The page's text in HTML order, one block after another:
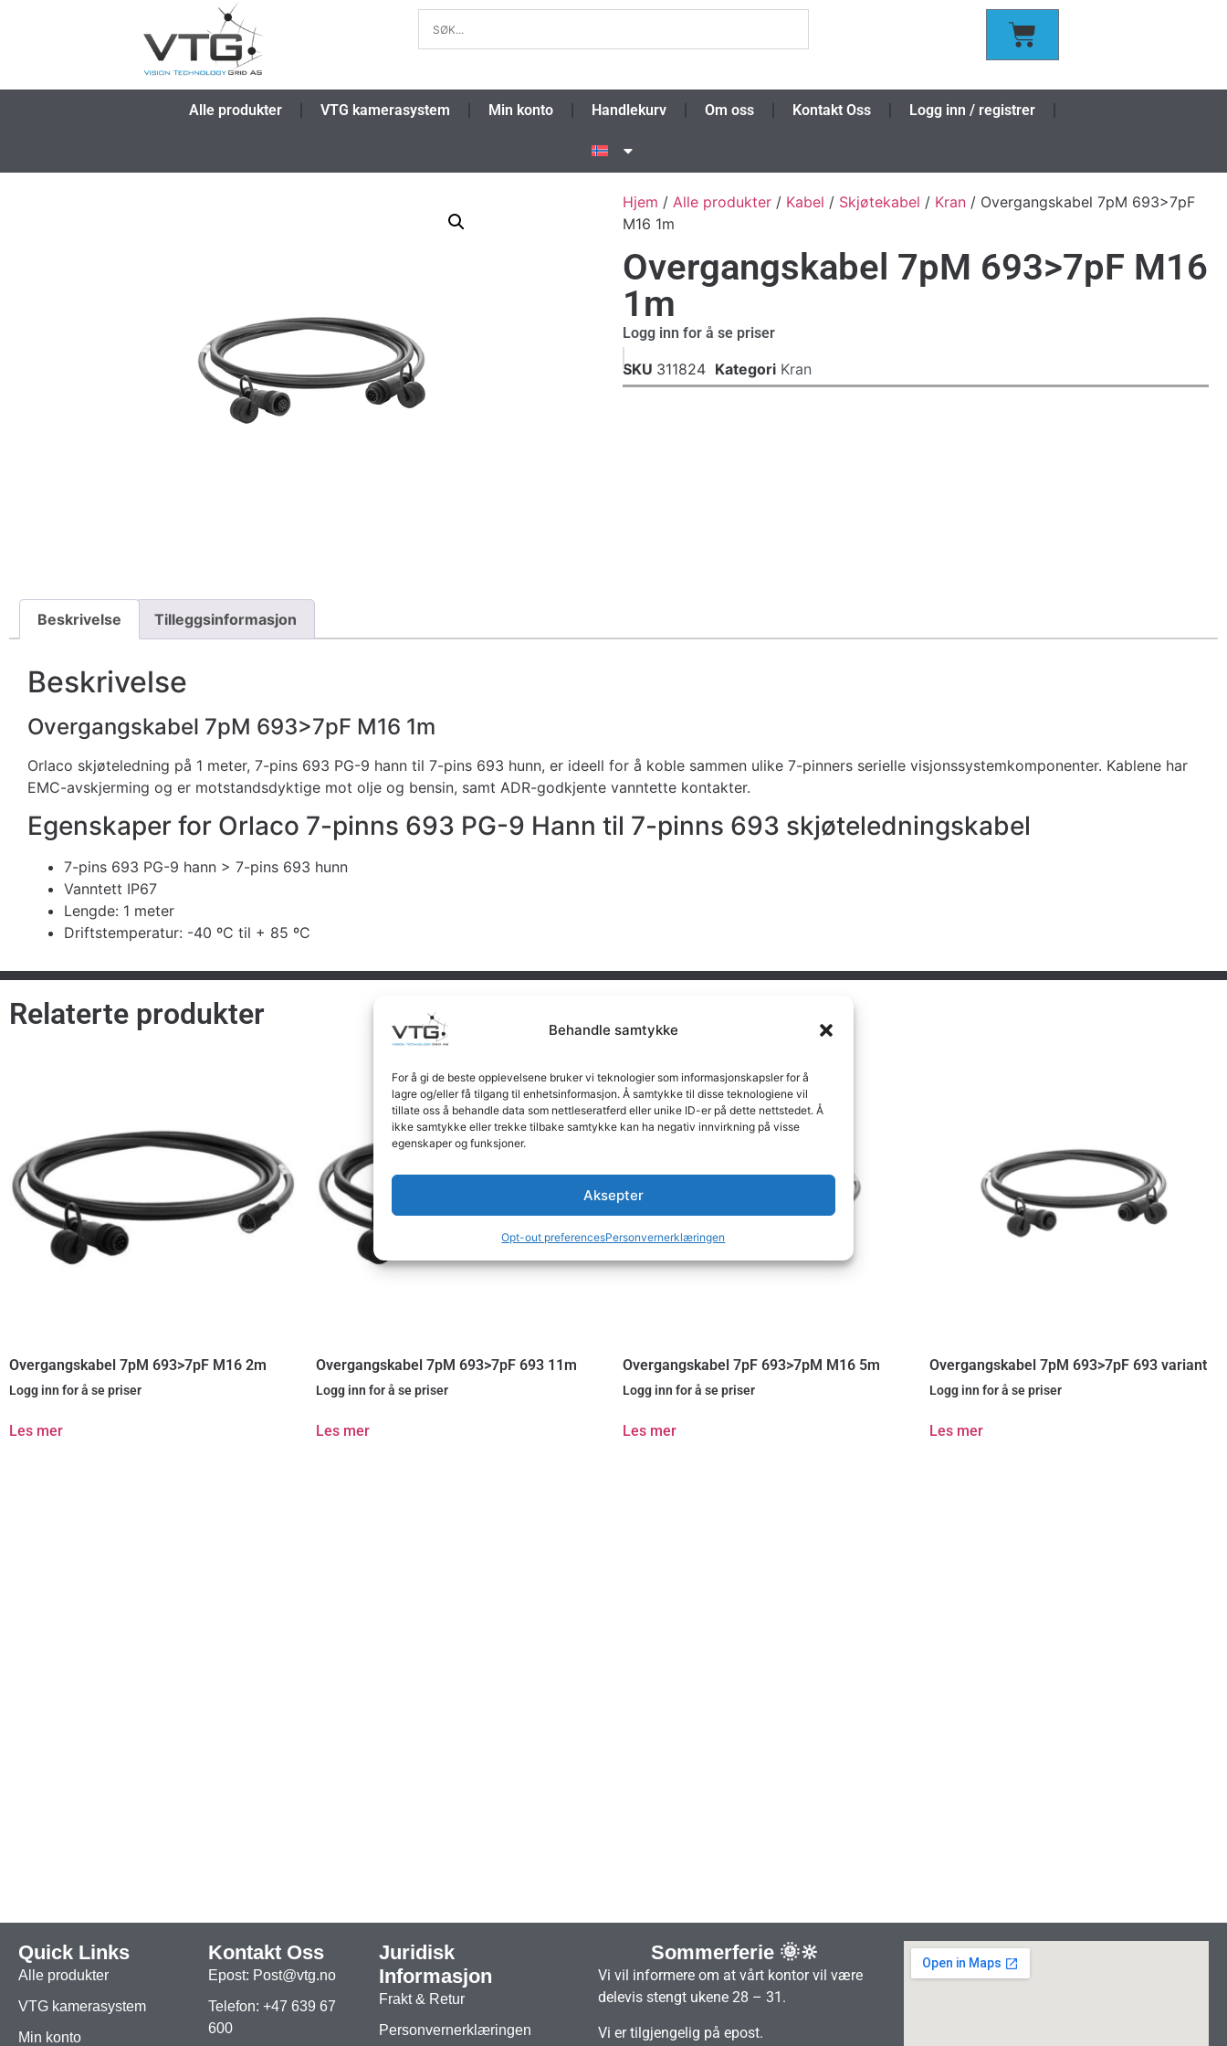
Behandle samtykke
For å gi de beste opplevelsene bruker vi teknologier som informasjonskapsler for å
lagre og/eller få tilgang til enhetsinformasjon. Å samtykke til disse teknologiene vil
tillate oss å behandle data som nettleseratferd eller unike ID-er på dette nettstedet. Å
ikke samtykke eller trekke tilbake samtykke kan ha negativ innvirkning på visse
egenskaper og funksjoner.
Aksepter
Opt-out preferencesPersonvernerklæringen
Alle produkter VTG kamerasystem Min konto Handlekurv Om oss Kontakt Oss Logg inn / registrer
Hjem / Alle produkter / Kabel / Skjøtekabel / Kran / Overgangskabel 7pM 693>7pF
M16 1m
Overgangskabel 7pM 693>7pF M16
1m
Logg inn for å se priser
SKU 311824 Kategori Kran
Beskrivelse Tilleggsinformasjon
Beskrivelse
Overgangskabel 7pM 693>7pF M16 1m
Orlaco skjøteledning på 1 meter, 7-pins 693 PG-9 hann til 7-pins 693 hunn, er ideell for å koble sammen ulike 7-pinners serielle visjonssystemkomponenter. Kablene har
EMC-avskjerming og er motstandsdyktige mot olje og bensin, samt ADR-godkjente vanntette kontakter.
Egenskaper for Orlaco 7-pinns 693 PG-9 Hann til 7-pinns 693 skjøteledningskabel
7-pins 693 PG-9 hann > 7-pins 693 hunn
Vanntett IP67
Lengde: 1 meter
Driftstemperatur: -40 ºC til + 85 ºC
Relaterte produkter
Overgangskabel 7pM 693>7pF M16 2m
Logg inn for å se priser
Les mer
Overgangskabel 7pM 693>7pF 693 11m
Logg inn for å se priser
Les mer
Overgangskabel 7pF 693>7pM M16 5m
Logg inn for å se priser
Les mer
Overgangskabel 7pM 693>7pF 693 variant
Logg inn for å se priser
Les mer
Quick Links
Alle produkter
VTG kamerasystem
Min konto
Kontakt Oss
Epost: Post@vtg.no
Telefon: +47 639 67
600
Juridisk
Informasjon
Frakt & Retur
Personvernerklæringen
Sommerferie 🌞🔆
Vi vil informere om at vårt kontor vil være
delevis stengt ukene 28 – 31.
Vi er tilgjengelig på epost.